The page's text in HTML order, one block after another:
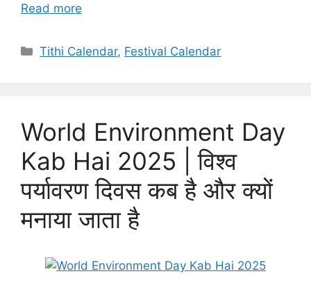
Read more
Categories
Tithi Calendar, Festival Calendar
World Environment Day
Kab Hai 2025 | विश्व
पर्यावरण दिवस कब है और क्यों
मनाया जाता है